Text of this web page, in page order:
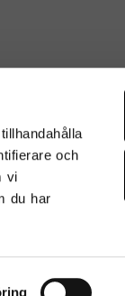
och
vi
du har